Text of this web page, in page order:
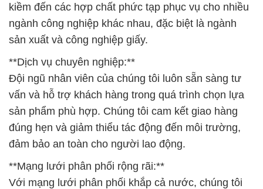
kiềm đến các hợp chất phức tạp phục vụ cho nhiều
ngành công nghiệp khác nhau, đặc biệt là ngành
sản xuất và công nghiệp giấy.
**Dịch vụ chuyên nghiệp:**
Đội ngũ nhân viên của chúng tôi luôn sẵn sàng tư
vấn và hỗ trợ khách hàng trong quá trình chọn lựa
sản phẩm phù hợp. Chúng tôi cam kết giao hàng
đúng hẹn và giảm thiểu tác động đến môi trường,
đảm bảo an toàn cho người lao động.
**Mạng lưới phân phối rộng rãi:**
Với mạng lưới phân phối khắp cả nước, chúng tôi